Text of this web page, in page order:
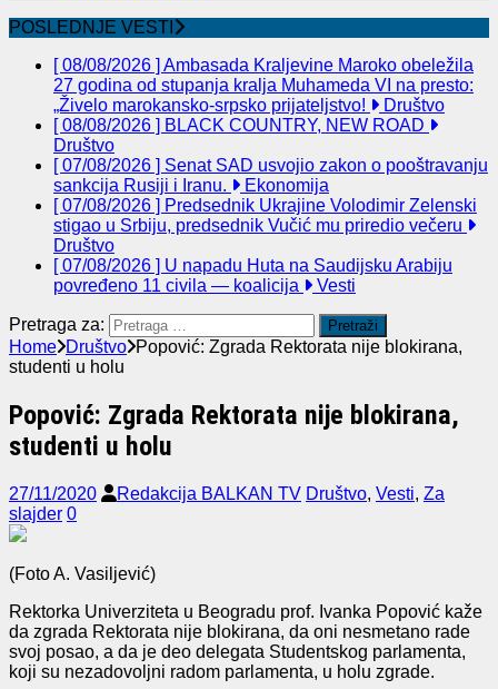
POSLEDNJE VESTI
[ 08/08/2026 ] Ambasada Kraljevine Maroko obeležila
27 godina od stupanja kralja Muhameda VI na presto:
„Živelo marokansko-srpsko prijateljstvo!
Društvo
[ 08/08/2026 ] BLACK COUNTRY, NEW ROAD
Društvo
[ 07/08/2026 ] Senat SAD usvojio zakon o pooštravanju
sankcija Rusiji i Iranu.
Ekonomija
[ 07/08/2026 ] Predsednik Ukrajine Volodimir Zelenski
stigao u Srbiju, predsednik Vučić mu priredio večeru
Društvo
[ 07/08/2026 ] U napadu Huta na Saudijsku Arabiju
povređeno 11 civila — koalicija
Vesti
Pretraga za:
Home Društvo Popović: Zgrada Rektorata nije blokirana,
studenti u holu
Popović: Zgrada Rektorata nije blokirana,
studenti u holu
27/11/2020 Redakcija BALKAN TV Društvo, Vesti, Za
slajder 0
(Foto A. Vasiljević)
Rektorka Univerziteta u Beogradu prof. Ivanka Popović kaže
da zgrada Rektorata nije blokirana, da oni nesmetano rade
svoj posao, a da je deo delegata Studentskog parlamenta,
koji su nezadovoljni radom parlamenta, u holu zgrade.